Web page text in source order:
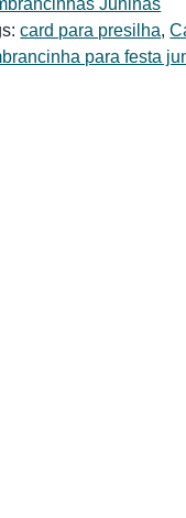
Juninas
card para presilha,
para festa